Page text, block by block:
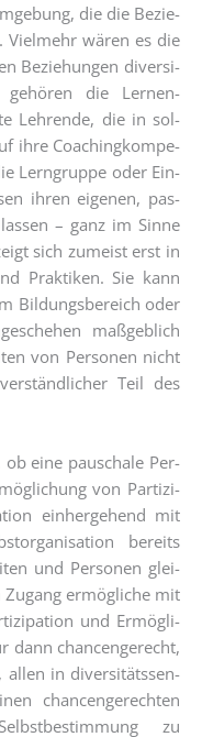
die die Bezie­
wären es die
Bezie­hun­gen diver­si­
gehö­ren die Ler­nen­
Leh­ren­de, die in sol­
ihre Coa­ching­kom­pe­
Lern­grup­pe oder Ein­
ihren eige­nen, pas­
– ganz im Sin­ne
sich zumeist erst in
Prak­ti­ken. Sie kann
Bil­dungs­be­reich oder
maß­geb­lich
von Per­so­nen nicht
Teil des
ob eine pau­scha­le Per­
von Par­ti­zi­
ein­her­ge­hend mit
bereits
und Per­so­nen glei­
ermög­li­che mit
und Ermög­li­
dann chan­cen­ge­recht,
allen in diver­si­täts­sen­
chan­cen­ge­rech­ten
zu